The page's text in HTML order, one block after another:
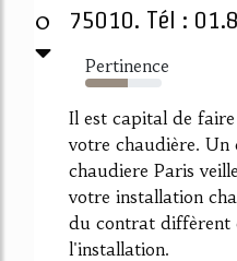
0
75010. Tél :
Pertinence
55%
Il est capital de
votre chaudière.
chaudiere Paris
votre installation
du contrat diffèrent
l'installation.